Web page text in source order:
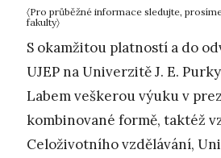
〈Pro průběžné informace sledujte,
fakulty〉
S okamžitou platností a do
UJEP na Univerzitě J. E.
Labem veškerou výuku v
kombinované formě, taktéž
Celoživotního vzdělávání,